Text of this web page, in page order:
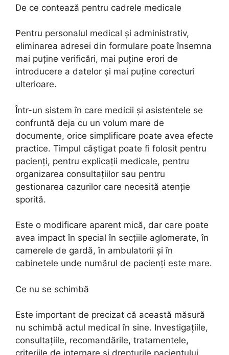
De ce contează pentru cadrele medicale
Pentru personalul medical și administrativ,
eliminarea adresei din formulare poate însemna
mai puține verificări, mai puține erori de
introducere a datelor și mai puține corecturi
ulterioare.
Într-un sistem în care medicii și asistentele se
confruntă deja cu un volum mare de
documente, orice simplificare poate avea efecte
practice. Timpul câștigat poate fi folosit pentru
pacienți, pentru explicații medicale, pentru
organizarea consultațiilor sau pentru
gestionarea cazurilor care necesită atenție
sporită.
Este o modificare aparent mică, dar care poate
avea impact în special în secțiile aglomerate, în
camerele de gardă, în ambulatorii și în
cabinetele unde numărul de pacienți este mare.
Ce nu se schimbă
Este important de precizat că această măsură
nu schimbă actul medical în sine. Investigațiile,
consultațiile, recomandările, tratamentele,